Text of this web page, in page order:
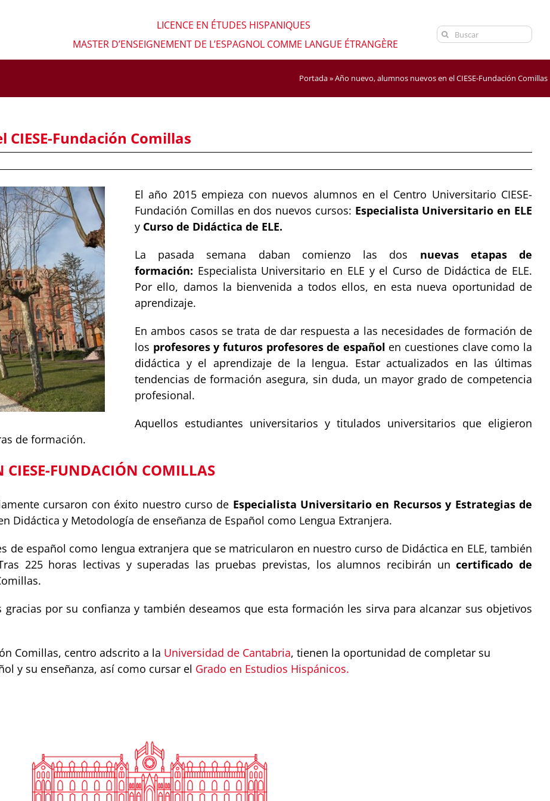
LICENCE EN ÉTUDES HISPANIQUES
MASTER D’ENSEIGNEMENT DE L’ESPAGNOL COMME LANGUE ÉTRANGÈRE
Search
for:
Portada»Año nuevo, alumnos nuevos en el CIESE-Fundación Comillas
Fundación Comillas
El año 2015 empieza con nuevos alumnos en el Centro Universitario CIESE-
Fundación Comillas en dos nuevos cursos: Especialista Universitario en ELE
y Curso de Didáctica de ELE.
La pasada semana daban comienzo las dos nuevas etapas de
formación: Especialista Universitario en ELE y el Curso de Didáctica de ELE.
Por ello, damos la bienvenida a todos ellos, en esta nueva oportunidad de
aprendizaje.
En ambos casos se trata de dar respuesta a las necesidades de formación de
los profesores y futuros profesores de español en cuestiones clave como la
didáctica y el aprendizaje de la lengua. Estar actualizados en las últimas
tendencias de formación asegura, sin duda, un mayor grado de competencia
profesional.
Aquellos estudiantes universitarios y titulados universitarios que eligieron
de formación.
CIESE-FUNDACIÓN COMILLAS
cursaron con éxito nuestro curso de Especialista Universitario en Recursos y Estrategias de
Didáctica y Metodología de enseñanza de Español como Lengua Extranjera.
de español como lengua extranjera que se matricularon en nuestro curso de Didáctica en ELE, también
225 horas lectivas y superadas las pruebas previstas, los alumnos recibirán un certificado de
por su confianza y también deseamos que esta formación les sirva para alcanzar sus objetivos
Comillas, centro adscrito a la Universidad de Cantabria, tienen la oportunidad de completar su
y su enseñanza, así como cursar el Grado en Estudios Hispánicos.